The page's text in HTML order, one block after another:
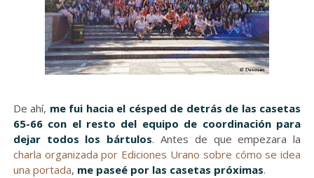
De ahí, me fui hacia el césped de detrás de las casetas
65-66 con el resto del equipo de coordinación para
dejar todos los bártulos. Antes de que empezara la
charla organizada por Ediciones Urano sobre cómo se idea
una portada, me paseé por las casetas próximas.